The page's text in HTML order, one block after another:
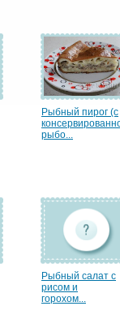
Рыбный пирог (с
рыбо...
Рыбный салат с
рисом и
горохом...